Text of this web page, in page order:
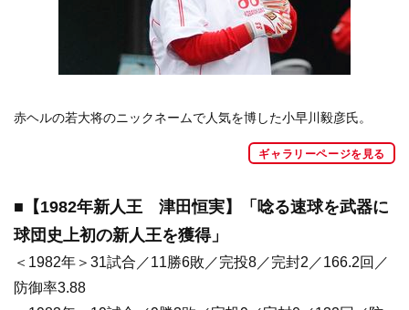
赤ヘルの若大将のニックネームで人気を博した小早川毅彦氏。
ギャラリーページを見る
■【1982年新人王 津田恒実】「唸る速球を武器に
球団史上初の新人王を獲得」
＜1982年＞31試合／11勝6敗／完投8／完封2／166.2回／
防御率3.88